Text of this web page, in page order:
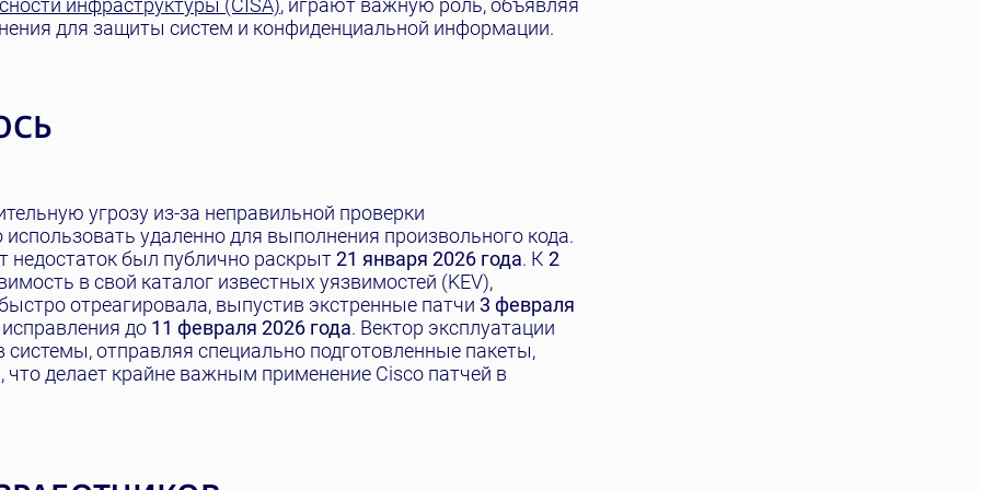
инфраструктуры (CISA), играют важную роль, объявляя
для защиты систем и конфиденциальной информации.
угрозу из-за неправильной проверки
удаленно для выполнения произвольного кода.
недостаток был публично раскрыт21 января 2026 года. К 2
в свой каталог известных уязвимостей (KEV),
отреагировала, выпустив экстренные патчи 3 февраля
до 11 февраля 2026 года. Вектор эксплуатации
отправляя специально подготовленные пакеты,
делает крайне важным применение Cisco патчей в